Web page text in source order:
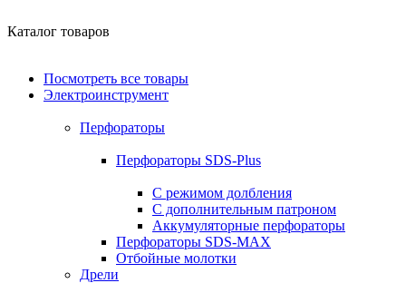
Каталог товаров
Посмотреть все товары
Электроинструмент
Перфораторы
Перфораторы SDS-Plus
С режимом долбления
С дополнительным патроном
Аккумуляторные перфораторы
Перфораторы SDS-MAX
Отбойные молотки
Дрели